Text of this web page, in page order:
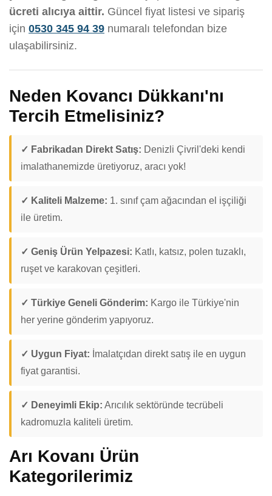
ücreti alıcıya aittir. Güncel fiyat listesi ve sipariş
için 0530 345 94 39 numaralı telefondan bize
ulaşabilirsiniz.
Neden Kovancı Dükkanı'nı
Tercih Etmelisiniz?
✓ Fabrikadan Direkt Satış: Denizli Çivril'deki kendi
imalathanemizde üretiyoruz, aracı yok!
✓ Kaliteli Malzeme: 1. sınıf çam ağacından el işçiliği
ile üretim.
✓ Geniş Ürün Yelpazesi: Katlı, katsız, polen tuzaklı,
ruşet ve karakovan çeşitleri.
✓ Türkiye Geneli Gönderim: Kargo ile Türkiye'nin
her yerine gönderim yapıyoruz.
✓ Uygun Fiyat: İmalatçıdan direkt satış ile en uygun
fiyat garantisi.
✓ Deneyimli Ekip: Arıcılık sektöründe tecrübeli
kadromuzla kaliteli üretim.
Arı Kovanı Ürün
Kategorilerimiz